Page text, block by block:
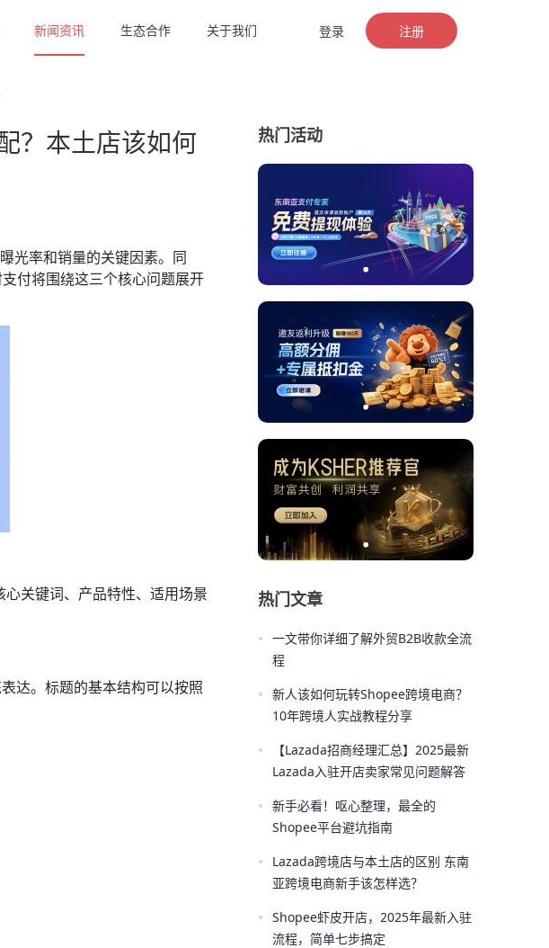
新闻资讯 生态合作 关于我们 登录 注册
？本土店该如何
光率和销量的关键因素。同
付将围绕这三个核心问题展开
关键词、产品特性、适用场景
达。标题的基本结构可以按照
热门活动
热门文章
• 一文带你详细了解外贸B2B收款全流
程
• 新人该如何玩转Shopee跨境电商？
10年跨境人实战教程分享
•
【Lazada招商经理汇总】2025最新
Lazada入驻开店卖家常见问题解答
• 新手必看！呕心整理，最全的
Shopee平台避坑指南
•
Lazada跨境店与本土店的区别 东南
亚跨境电商新手该怎样选？
• Shopee虾皮开店，2025年最新入驻
流程，简单七步搞定